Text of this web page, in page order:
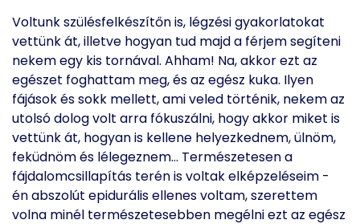
Voltunk szülésfelkészítőn is, légzési gyakorlatokat
vettünk át, illetve hogyan tud majd a férjem segíteni
nekem egy kis tornával. Ahham! Na, akkor ezt az
egészet foghattam meg, és az egész kuka. Ilyen
fájások és sokk mellett, ami veled történik, nekem az
utolsó dolog volt arra fókuszálni, hogy akkor miket is
vettünk át, hogyan is kellene helyezkednem, ülnöm,
feküdnöm és lélegeznem… Természetesen a
fájdalomcsillapítás terén is voltak elképzeléseim -
én abszolút epidurális ellenes voltam, szerettem
volna minél természetesebben megélni ezt az egész